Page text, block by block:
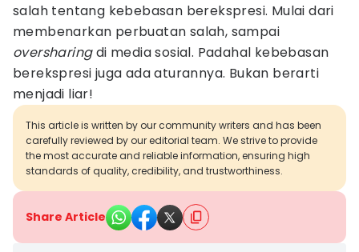
salah tentang kebebasan berekspresi. Mulai dari
membenarkan perbuatan salah, sampai
oversharingdi media sosial. Padahal kebebasan
berekspresi juga ada aturannya. Bukan berarti
menjadi liar!
This article is written by our community writers and has been
carefully reviewed by our editorial team. We strive to provide
the most accurate and reliable information, ensuring high
standards of quality, credibility, and trustworthiness.
Share Article